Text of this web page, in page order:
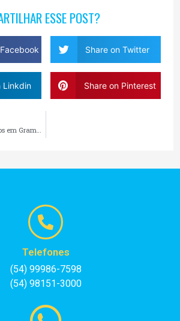
ESSE POST?
Share on Twitter
Linkdin Share on Pinterest
Passeios Gratuitos em Gramado e Canela
Telefones
(54) 99986-7598
(54) 98151-3000